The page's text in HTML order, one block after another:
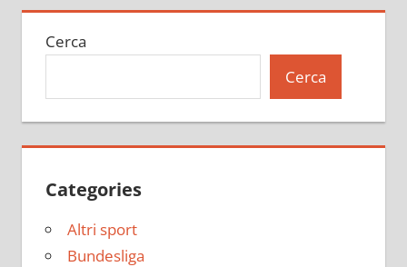
Cerca
Cerca
Categories
Altri sport
Bundesliga